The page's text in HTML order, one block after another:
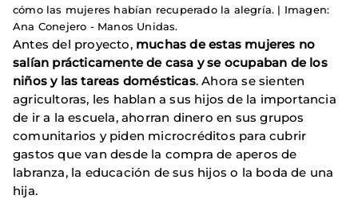
cómo las mujeres habían recuperado la alegría. | Imagen:
Ana Conejero - Manos Unidas.
Antes del proyecto, muchas de estas mujeres no
salían prácticamente de casa y se ocupaban de los
niños y las tareas domésticas. Ahora se sienten
agricultoras, les hablan a sus hijos de la importancia
de ir a la escuela, ahorran dinero en sus grupos
comunitarios y piden microcréditos para cubrir
gastos que van desde la compra de aperos de
labranza, la educación de sus hijos o la boda de una
hija.